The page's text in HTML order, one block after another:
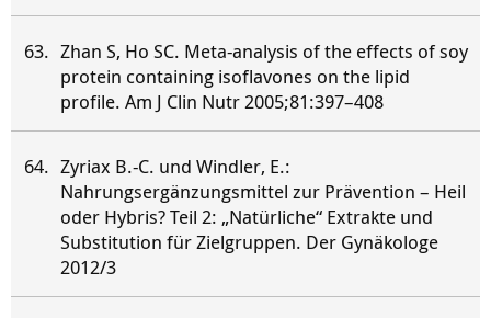
Zhan S, Ho SC. Meta-analysis of the effects of soy
protein containing isoflavones on the lipid
profile. Am J Clin Nutr 2005;81:397–408
Zyriax B.-C. und Windler, E.:
Nahrungsergänzungsmittel zur Prävention – Heil
oder Hybris? Teil 2: „Natürliche“ Extrakte und
Substitution für Zielgruppen. Der Gynäkologe
2012/3